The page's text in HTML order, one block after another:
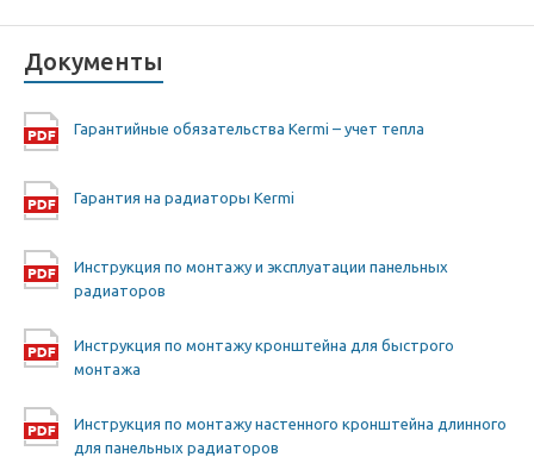
Документы
Гарантийные обязательства Kermi – учет тепла
Гарантия на радиаторы Kermi
Инструкция по монтажу и эксплуатации панельных
радиаторов
Инструкция по монтажу кронштейна для быстрого
монтажа
Инструкция по монтажу настенного кронштейна длинного
для панельных радиаторов